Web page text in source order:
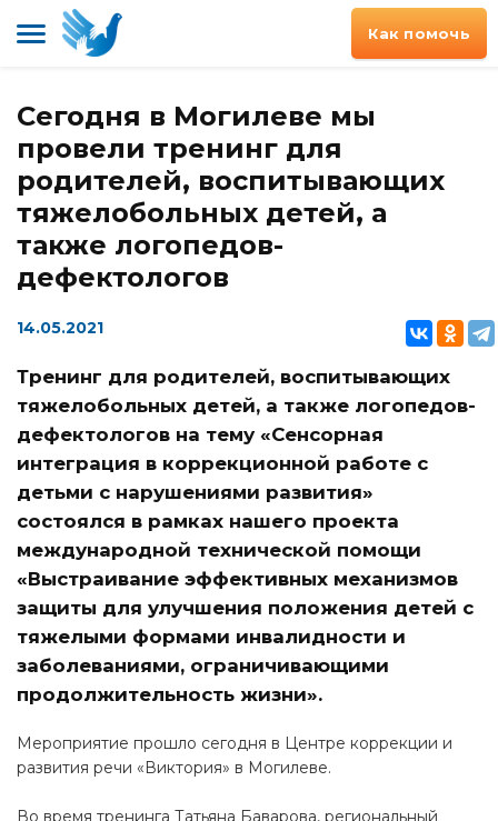
Как помочь
Сегодня в Могилеве мы
провели тренинг для
родителей, воспитывающих
тяжелобольных детей, а
также логопедов-
дефектологов
14.05.2021
Тренинг для родителей, воспитывающих
тяжелобольных детей, а также логопедов-
дефектологов на тему «Сенсорная
интеграция в коррекционной работе с
детьми с нарушениями развития»
состоялся в рамках нашего проекта
международной технической помощи
«Выстраивание эффективных механизмов
защиты для улучшения положения детей с
тяжелыми формами инвалидности и
заболеваниями, ограничивающими
продолжительность жизни».
Мероприятие прошло сегодня в Центре коррекции и
развития речи «Виктория» в Могилеве.
Во время тренинга Татьяна Баварова, региональный